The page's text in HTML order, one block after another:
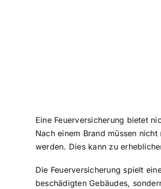
Eine Feuerversicherung bietet
Nach einem Brand müssen
werden. Dies kann zu
Die Feuerversicherung spielt
beschädigten Gebäudes,